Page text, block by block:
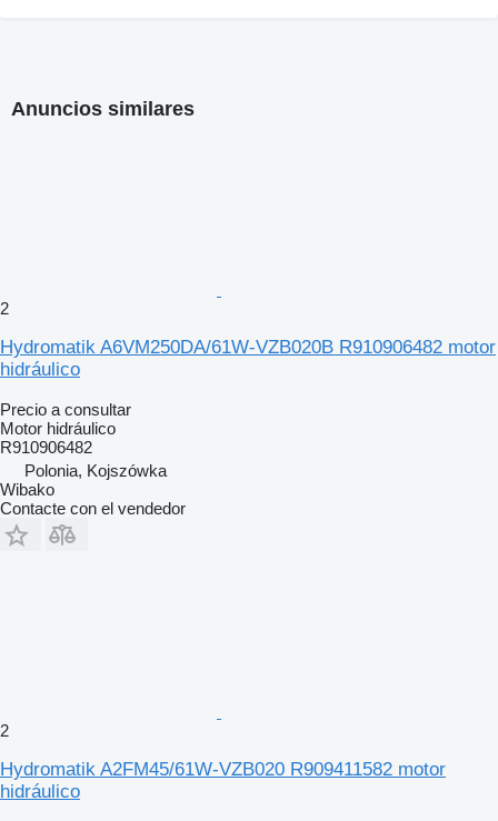
Anuncios similares
2
Hydromatik A6VM250DA/61W-VZB020B R910906482 motor
hidráulico
Precio a consultar
Motor hidráulico
R910906482
Polonia, Kojszówka
Wibako
Contacte con el vendedor
2
Hydromatik A2FM45/61W-VZB020 R909411582 motor
hidráulico